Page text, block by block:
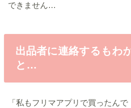
できません…
出品者に連絡するもわ
と…
「私もフリマアプリで買ったんで